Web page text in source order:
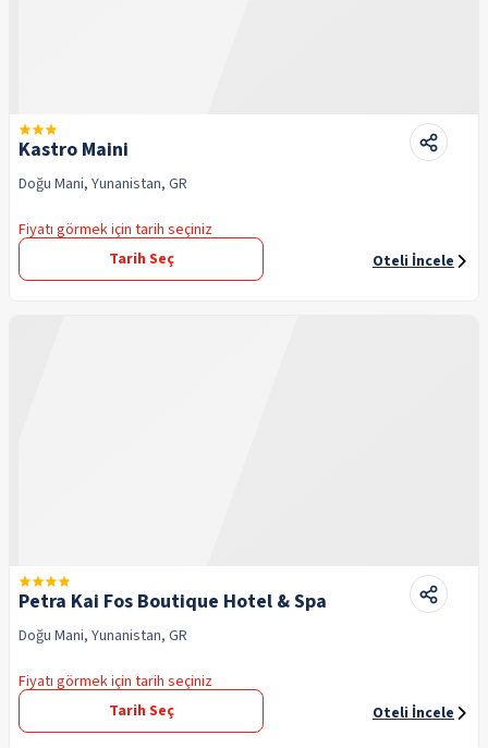
Kastro Maini
Doğu Mani, Yunanistan, GR
Fiyatı görmek için tarih seçiniz
Tarih Seç
Oteli İncele
Petra Kai Fos Boutique Hotel & Spa
Doğu Mani, Yunanistan, GR
Fiyatı görmek için tarih seçiniz
Tarih Seç
Oteli İncele